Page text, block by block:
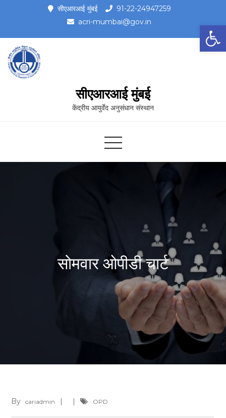
सीएआरआई मुंबई
91-22-24947259
acri-mumbai@gov.in
सीएआरआई मुंबई
केंद्रीय आयुर्वेद अनुसंधान संस्थान
सोमवार ओपीडी चार्ट
By cariadmin OPD